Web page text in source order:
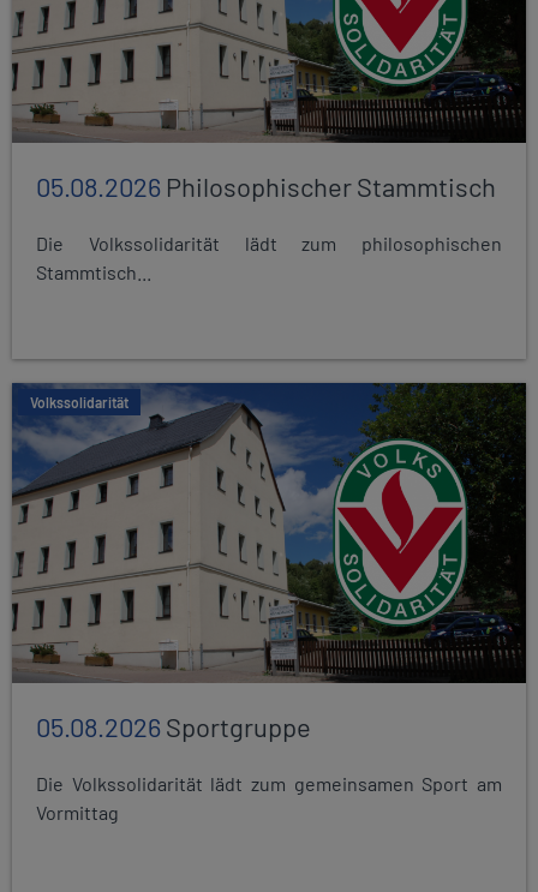
05.08.2026 Philosophischer Stammtisch
Die Volkssolidarität lädt zum philosophischen
Stammtisch...
Volkssolidarität
05.08.2026Sportgruppe
Die Volkssolidarität lädt zum gemeinsamen Sport am
Vormittag